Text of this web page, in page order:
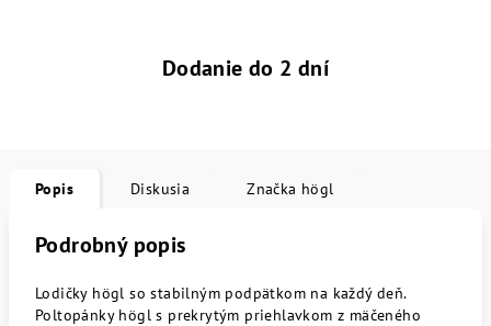
Dodanie do 2 dní
Popis Diskusia Značka högl
Podrobný popis
Lodičky högl so stabilným podpätkom na každý deň.
Poltopánky högl s prekrytým priehlavkom z mäčeného